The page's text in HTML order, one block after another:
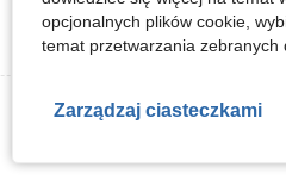
Zobacz Więcej Opinii
opcjonalnych plików cookie,
temat przetwarzania zebranych
Zarządzaj ciasteczkami